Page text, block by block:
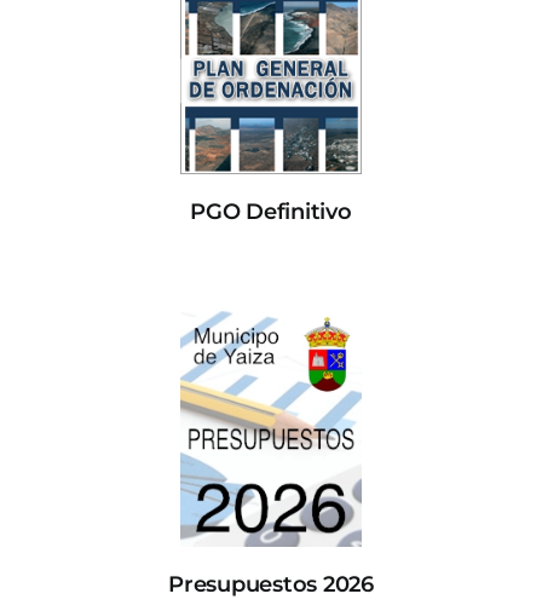
PGO Definitivo
Presupuestos 2026